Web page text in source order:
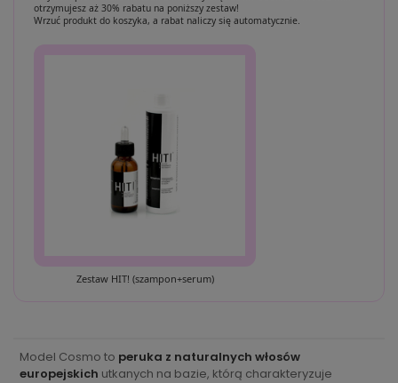
otrzymujesz aż 30% rabatu na poniższy zestaw!
Wrzuć produkt do koszyka, a rabat naliczy się automatycznie.
Zestaw HIT! (szampon+serum)
Model Cosmo to peruka z naturalnych włosów
europejskich utkanych na bazie, którą charakteryzuje